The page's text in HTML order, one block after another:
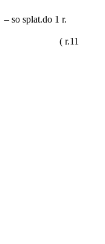
splat.do 1 r.
( r.11
k účtu 031
k účtu 021
k účtu 022
k účtu 022
k úctu 022
k účtu 025
k účtu 026
k ost. DHM